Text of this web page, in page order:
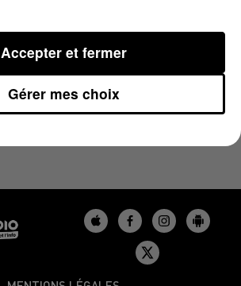
Gérer mes choix
Accepter et fermer